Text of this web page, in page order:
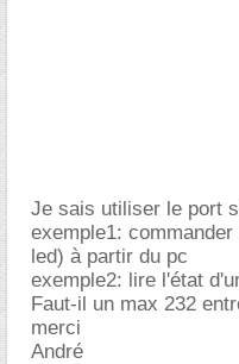
Je sais utiliser le port
exemple1:
led) à partir du pc
exemple2: lire l'état
Faut-il un max 232
merci
André